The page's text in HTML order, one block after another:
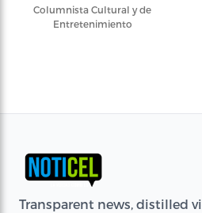
Columnista Cultural y de
Entretenimiento
Transparent news, distilled